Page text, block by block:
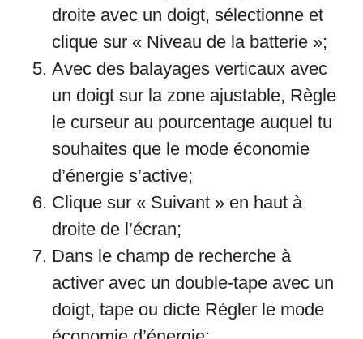
droite avec un doigt, sélectionne et
clique sur « Niveau de la batterie »;
Avec des balayages verticaux avec
un doigt sur la zone ajustable, Règle
le curseur au pourcentage auquel tu
souhaites que le mode économie
d’énergie s’active;
Clique sur « Suivant » en haut à
droite de l’écran;
Dans le champ de recherche à
activer avec un double-tape avec un
doigt, tape ou dicte Régler le mode